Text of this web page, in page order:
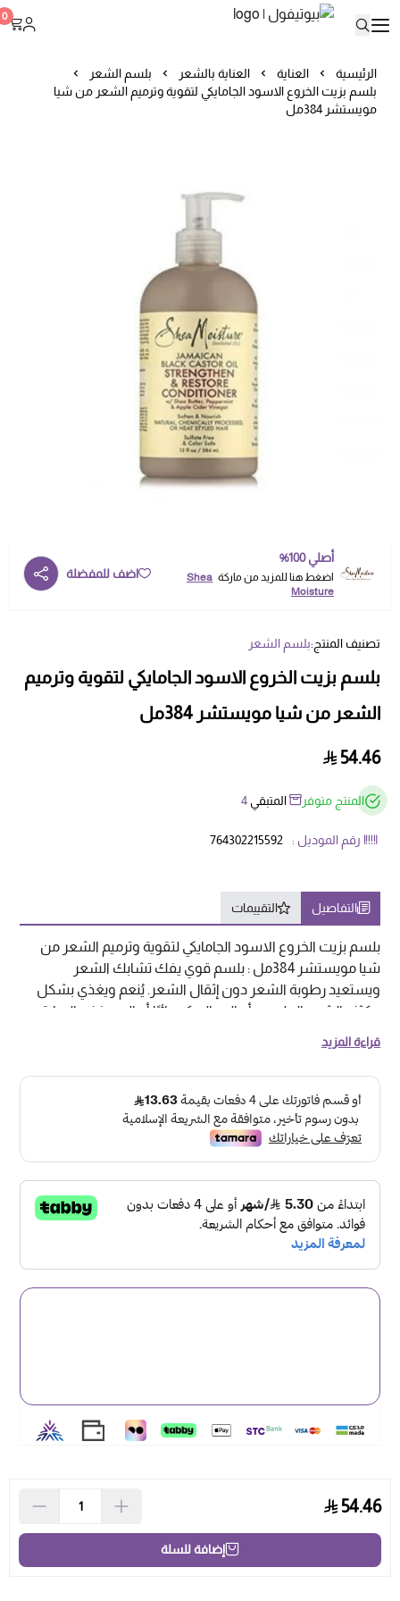
0
الرئيسية العناية العناية بالشعر
بلسم الشعر
بلسم بزيت الخروع الاسود الجامايكي لتقوية وترميم الشعر من شيا
مويستشر 384مل
أصلي 100%
اضغط هنا للمزيد من ماركة Shea
Moisture
اضف للمفضلة
تصنيف المنتج:بلسم الشعر
بلسم بزيت الخروع الاسود الجامايكي لتقوية وترميم
الشعر من شيا مويستشر 384مل
54.46
المنتج متوفر المتبقي 4
رقم الموديل : 764302215592
التفاصيل التقييمات
بلسم بزيت الخروع الاسود الجامايكي لتقوية وترميم الشعر من
شيا مويستشر 384مل : بلسم قوي يفك تشابك الشعر
ويستعيد رطوبة الشعر دون إثقال الشعر. يُنعم ويغذي بشكل
مكثف الشعر الطبيعي أو المعالج كيميائيًا أو المصفف بالحرارة.
تجعيده أو فرده بالحرارة بانتظام، بالإضافة إلى الأنماط الطبيعية
المتعرجة أو المجعدة أو المتموجة. يتكون من زيت الخروع
الأسود الجامايكي وزبدة الشيا العضوية المعتمدة لتغذية
وترطيب ودعم المرونة حتى يقاوم الشعر التكسر عند فك
تشابكه. يوفر بلسم الشعر طبقة واقية تعمل على تحسين
مظهر الأطراف المتقصفة. يحفز النعناع فروة الرأس ليمنحك
إحساسًا منعشًا. طريقة الاستخدام: بعد غسل الشعر بشامبو
التقوية والاستعادة المعزز بزيت الخروع الأسود الجمايكي، ضعي
كمية وفيرة ومشطي الشعر لتوزيعها بالتساوي. يترك في الشعر
لمدة 3 دقائق. ويُشطف بعد ذلك بالماء. صففيه كما تريدين.
SKU: 764302215592
قراءة المزيد
54.46
إضافة للسلة